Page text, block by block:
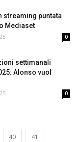
streaming puntata
Mediaset
0
settimanali
Alonso vuol
0
40 41